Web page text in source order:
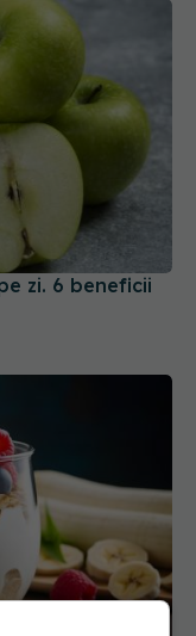
zi. 6 beneficii